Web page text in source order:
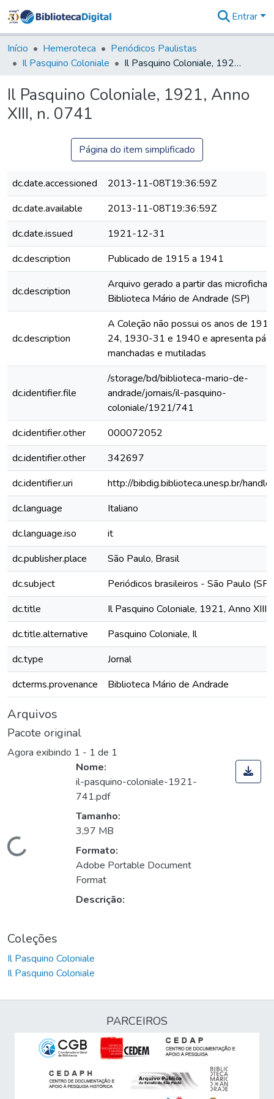
&
Coleções
Tudo na
Digital
Entrar
Início Hemeroteca
Periódicos Paulistas
Il Pasquino Coloniale
Il Pasquino Coloniale, 1921, Anno XIII, n. 0741
Il Pasquino Coloniale, 1921, Anno
XIII, n. 0741
Página do item simplificado
dc.date.accessioned
2013-11-08T19:36:59Z
dc.date.available
2013-11-08T19:36:59Z
dc.date.issued
1921-12-31
dc.description
Publicado de 1915 a 1941
dc.description
Arquivo gerado a partir das
Biblioteca Mário de Andrade (SP)
dc.description
A Coleção não possui os anos de
24, 1930-31 e 1940 e apresenta
manchadas e mutiladas
dc.identifier.file
/storage/bd/biblioteca-mario-de-
andrade/jornais/il-pasquino-
coloniale/1921/741
dc.identifier.other
000072052
dc.identifier.other
342697
dc.identifier.uri
http://bibdig.biblioteca.unesp.br/
dc.language
Italiano
dc.language.iso
it
dc.publisher.place
São Paulo, Brasil
dc.subject
Periódicos brasileiros - São Paulo (SP)
dc.title
Il Pasquino Coloniale, 1921, Anno XIII,
dc.title.alternative
Pasquino Coloniale, Il
dc.type
Jornal
dcterms.provenance
Biblioteca Mário de Andrade
Arquivos
Pacote original
Agora exibindo 1 - 1 de 1
Carregando...
Nome:
il-pasquino-coloniale-1921-
741.pdf
Tamanho:
3,97 MB
Formato:
Adobe Portable Document
Format
Descrição:
Coleções
Il Pasquino Coloniale
Il Pasquino Coloniale
PARCEIROS